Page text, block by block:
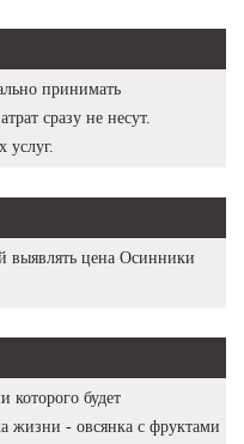
принимать
сразу не несут.
услуг.
выявлять цена Осинники
которого будет
жизни - овсянка с фруктами